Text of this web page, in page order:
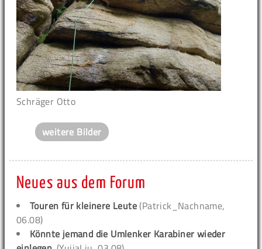
Schräger Otto
weitere Bilder
Neues aus dem Forum
Touren für kleinere Leute (Patrick_Nachname,
06.08)
Könnte jemand die Umlenker Karabiner wieder